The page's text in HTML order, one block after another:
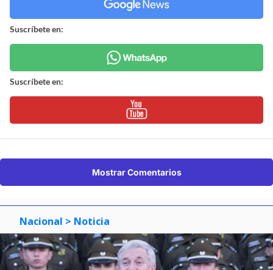
Suscríbete en:
Suscríbete en:
Mostrar Comentarios
Nacional > Noticia